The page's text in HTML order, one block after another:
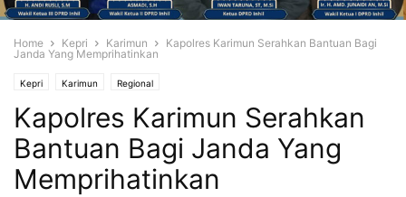
Home Kepri Karimun
Kapolres Karimun Serahkan Bantuan Bagi
Janda Yang Memprihatinkan
Kepri Karimun Regional
Kapolres Karimun Serahkan
Bantuan Bagi Janda Yang
Memprihatinkan